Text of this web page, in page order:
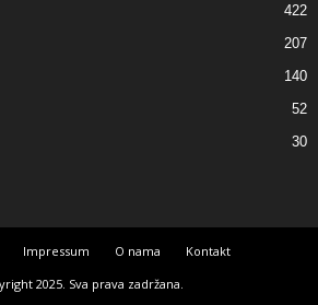
422
207
140
52
30
Impressum O nama
Kontakt
2025. Sva prava zadržana.